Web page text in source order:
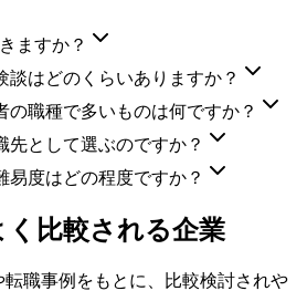
ますか？
談はどのくらいありますか？
の職種で多いものは何ですか？
先として選ぶのですか？
易度はどの程度ですか？
く比較される企業
職事例をもとに、比較検討されや